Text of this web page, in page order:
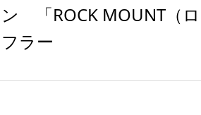
ン 「ROCK MOUNT（
フラー